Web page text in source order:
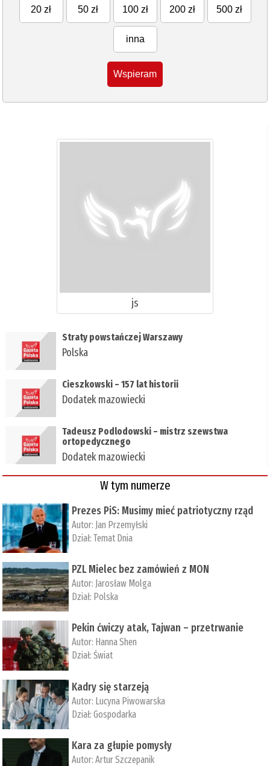
20 zł 50 zł 100 zł 200 zł 500 zł
inna
Wspieram
js
Straty powstańczej Warszawy
Polska
Cieszkowski – 157 lat historii
Dodatek mazowiecki
Tadeusz Podlodowski – mistrz szewstwa
ortopedycznego
Dodatek mazowiecki
W tym numerze
Prezes PiS: Musimy mieć patriotyczny rząd
Autor: Jan Przemyłski
Dział:Temat Dnia
PZL Mielec bez zamówień z MON
Autor: Jarosław Molga
Dział: Polska
Pekin ćwiczy atak, Tajwan – przetrwanie
Autor: ­Hanna Shen
Dział:Świat
Kadry się starzeją
Autor: Lucyna Piwowarska
Dział:Gospodarka
Kara za głupie pomysły
Autor:Artur Szczepanik